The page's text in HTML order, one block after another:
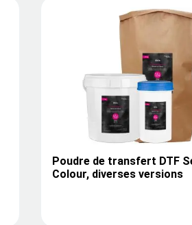
Poudre de transfert DTF
Colour, diverses versions